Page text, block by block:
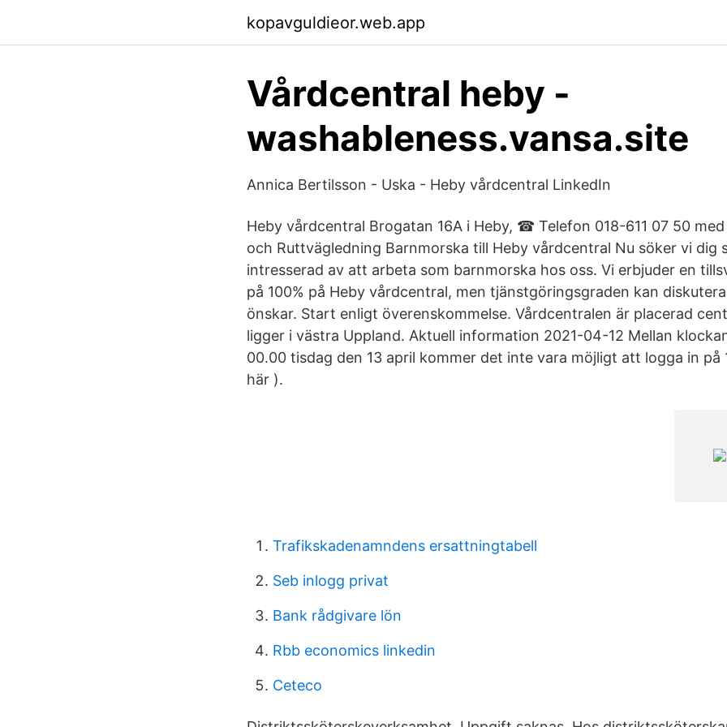
kopavguldieor.web.app
Vårdcentral heby -
washableness.vansa.site
Annica Bertilsson - Uska - Heby vårdcentral LinkedIn
Heby vårdcentral Brogatan 16A i Heby, ☎ Telefon 018-611 07 50
och Ruttvägledning Barnmorska till Heby vårdcentral Nu söker vi dig
intresserad av att arbeta som barnmorska hos oss. Vi erbjuder en
på 100% på Heby vårdcentral, men tjänstgöringsgraden kan
önskar. Start enligt överenskommelse. Vårdcentralen är placerad
ligger i västra Uppland. Aktuell information 2021-04-12 Mellan
00.00 tisdag den 13 april kommer det inte vara möjligt att logga in på
här ).
Trafikskadenamndens ersattningtabell
Seb inlogg privat
Bank rådgivare lön
Rbb economics linkedin
Ceteco